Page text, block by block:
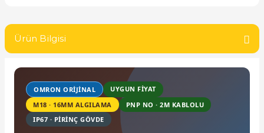
- UPS
SIMATIC TIA PORTAL HMI Yazılımları
SIMATIC Yazılım Paketleri
SIMOTION Hareket Kontrol Üniteleri
Ürün Bilgisi
OMRON ORIJINAL
UYGUN FİYAT
M18 · 16MM ALGILAMA
PNP NO · 2M KABLOLU
IP67 · PIRINÇ GÖVDE